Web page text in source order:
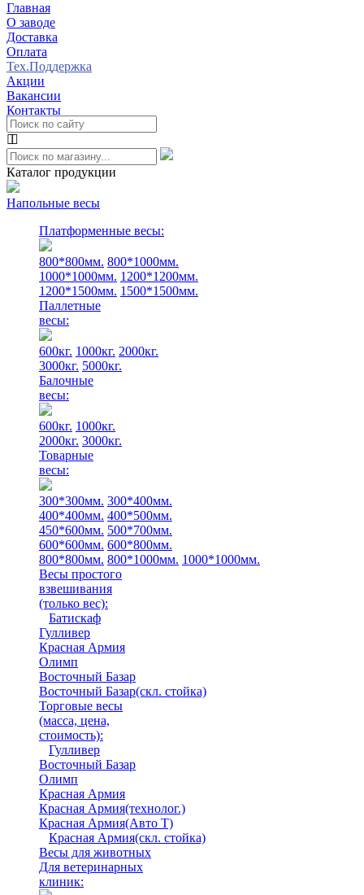
Главная
О заводе
Доставка
Оплата
Тех.Поддержка
Акции
Вакансии
Контакты
Каталог продукции
Напольные весы
Платформенные весы:
800*800мм. 800*1000мм.
1000*1000мм. 1200*1200мм.
1200*1500мм. 1500*1500мм.
Паллетные
весы:
600кг. 1000кг. 2000кг.
3000кг. 5000кг.
Балочные
весы:
600кг. 1000кг.
2000кг. 3000кг.
Товарные
весы:
300*300мм. 300*400мм.
400*400мм. 400*500мм.
450*600мм. 500*700мм.
600*600мм. 600*800мм.
800*800мм. 800*1000мм. 1000*1000мм.
Весы простого
взвешивания
(только вес):
Батискаф
Гулливер
Красная Армия
Олимп
Восточный Базар
Восточный Базар(скл. стойка)
Торговые весы
(масса, цена,
стоимость):
Гулливер
Восточный Базар
Олимп
Красная Армия
Красная Армия(технолог.)
Красная Армия(Авто Т)
Красная Армия(скл. стойка)
Весы для животных
Для ветеринарных
клиник: